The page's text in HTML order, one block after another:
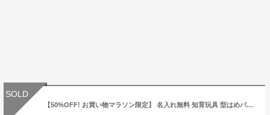
SOLD
【50%OFF! お買い物マラソン限定】 名入れ無料 知育玩具 型はめパズル 出産祝い プレゼント 赤ちゃん 知育 KOROKOROパズル エデュテ 木のおもちゃ 1歳 1歳半 誕生日プレゼント 男の子 女の子 誕生日 プレゼント